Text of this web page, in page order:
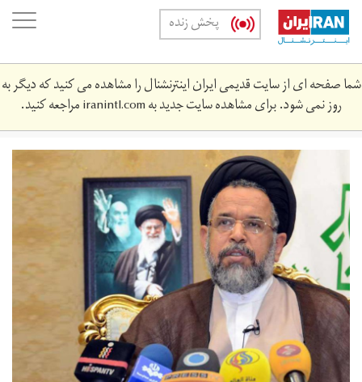
Skip
main
content
پخش زنده
شما صفحه ای از سایت قدیمی ایران اینترنشنال را مشاهده می کنید که دیگر به
روز نمی شود. برای مشاهده سایت جدید بهiranintl.comمراجعه کنید.
669074_939.jpg